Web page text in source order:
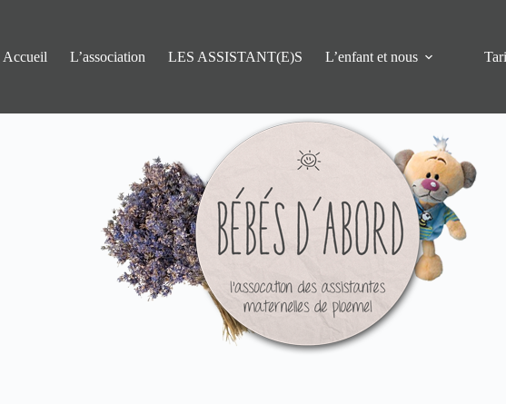
Accueil
L’association LES ASSISTANT(E)S L’enfant et nous